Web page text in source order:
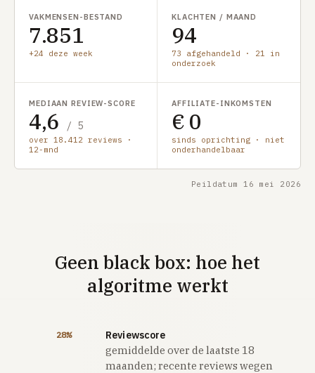
VAKMENSEN-BESTAND
7.851
+24 deze week
KLACHTEN / MAAND
94
73 afgehandeld · 21 in
onderzoek
MEDIAAN REVIEW-SCORE
4,6 / 5
over 18.412 reviews ·
12-mnd
AFFILIATE-INKOMSTEN
€ 0
sinds oprichting · niet
onderhandelbaar
Peildatum 16 mei 2026
Geen black box: hoe het
algoritme werkt
28% Reviewscore
gemiddelde over de laatste 18
maanden; recente reviews wegen